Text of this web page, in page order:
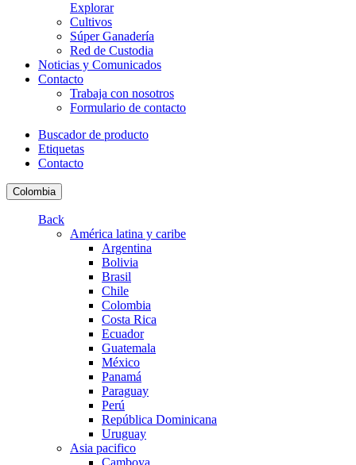
Explorar
Cultivos
Súper Ganadería
Red de Custodia
Noticias y Comunicados
Contacto
Trabaja con nosotros
Formulario de contacto
Buscador de producto
Etiquetas
Contacto
Colombia
Back
América latina y caribe
Argentina
Bolivia
Brasil
Chile
Colombia
Costa Rica
Ecuador
Guatemala
México
Panamá
Paraguay
Perú
República Dominicana
Uruguay
Asia pacifico